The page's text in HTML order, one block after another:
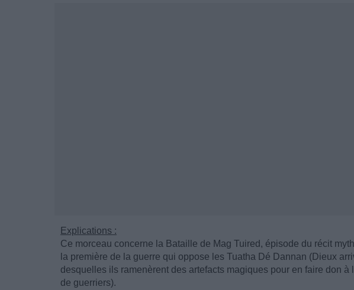
Explications :
Ce morceau concerne la Bataille de Mag Tuired, épisode du récit
la première de la guerre qui oppose les Tuatha Dé Dannan (Dieux
desquelles ils ramenèrent des artefacts magiques pour en faire don
de guerriers).